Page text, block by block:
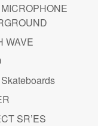
WAVE
SR’ES